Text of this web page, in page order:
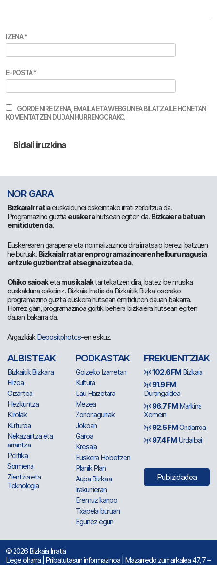
IZENA*
E-POSTA*
GORDE NIRE IZENA, EMAILA ETA WEBGUNEA BILATZAILE HONETAN
KOMENTATZEN DUDAN HURRENGORAKO.
NOR GARA
Bizkaia Irratiaeuskaldunei eskeinitako irrati zerbitzua da.
Programazino guztia euskerahutsean egiten da. Bizkaiera batuan
emitiduten da.
Euskerearen garapena eta normalizazinoa dira irratsaio berezi batzuen
helburuak. Bizkaia Irratiaren programazinoaren helburu nagusia
entzule guztientzat atsegina izatea da.
Ohiko saioaketa musikalaktartekatzen dira, batez be musika
euskalduna eskeiniz. Bizkaia Irratia da Bizkaitik Bizkai osorako
programazino guztia euskera hutsean emitiduten dauan bakarra.
Horrez gain, programazinoa goitik behera bizkaiera hutsean egiten
dauan bakarra da.
ArgazkiakDepositphotos-en eskuz.
ALBISTEAK
Bizkaitik Bizkaira
Elizea
Gizartea
Hezkuntza
Kirolak
Kulturea
Nekazaritza eta
arrantza
Politika
Sormena
Zientzia eta
Teknologia
PODKASTAK
Goizeko Izarretan
Kultura
Lau Haizetara
Mezea
Zorionagurrak
Jokoan
Garoa
Kresala
Euskera Hobetzen
Planik Plan
Aupa Bizkaia
Irakurrieran
Eremuz kanpo
Txapela buruan
Egunez egun
FREKUENTZIAK
102.6 FM Bizkaia
91.9 FM
Durangaldea
96.7 FM Markina
Xemein
92.5 FMOndarroa
97.4 FM Urdaibai
Publizidadea
© 2026 Bizkaia Irratia
Lege oharra Pribatutasun informazinoa | Mazarredo zumarkalea 47, 7 –